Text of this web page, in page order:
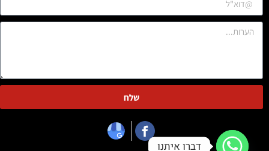
שלח
דברו איתנו